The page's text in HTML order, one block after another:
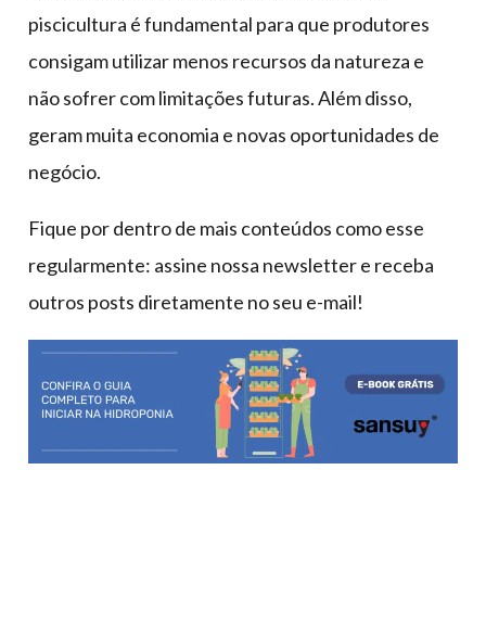
piscicultura é fundamental para que produtores
consigam utilizar menos recursos da natureza e
não sofrer com limitações futuras. Além disso,
geram muita economia e novas oportunidades de
negócio.
Fique por dentro de mais conteúdos como esse
regularmente: assine nossa newsletter e receba
outros posts diretamente no seu e-mail!